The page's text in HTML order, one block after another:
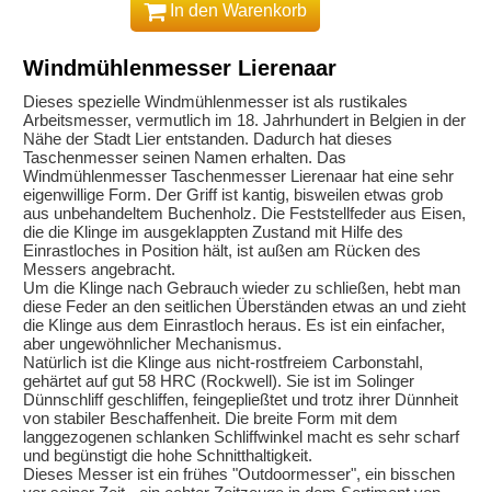
In den Warenkorb
Windmühlenmesser Lierenaar
Dieses spezielle Windmühlenmesser ist als rustikales
Arbeitsmesser, vermutlich im 18. Jahrhundert in Belgien in der
Nähe der Stadt Lier entstanden. Dadurch hat dieses
Taschenmesser seinen Namen erhalten. Das
Windmühlenmesser Taschenmesser Lierenaar hat eine sehr
eigenwillige Form. Der Griff ist kantig, bisweilen etwas grob
aus unbehandeltem Buchenholz. Die Feststellfeder aus Eisen,
die die Klinge im ausgeklappten Zustand mit Hilfe des
Einrastloches in Position hält, ist außen am Rücken des
Messers angebracht.
Um die Klinge nach Gebrauch wieder zu schließen, hebt man
diese Feder an den seitlichen Überständen etwas an und zieht
die Klinge aus dem Einrastloch heraus. Es ist ein einfacher,
aber ungewöhnlicher Mechanismus.
Natürlich ist die Klinge aus nicht-rostfreiem Carbonstahl,
gehärtet auf gut 58 HRC (Rockwell). Sie ist im Solinger
Dünnschliff geschliffen, feingepließtet und trotz ihrer Dünnheit
von stabiler Beschaffenheit. Die breite Form mit dem
langgezogenen schlanken Schliffwinkel macht es sehr scharf
und begünstigt die hohe Schnitthaltigkeit.
Dieses Messer ist ein frühes "Outdoormesser", ein bisschen